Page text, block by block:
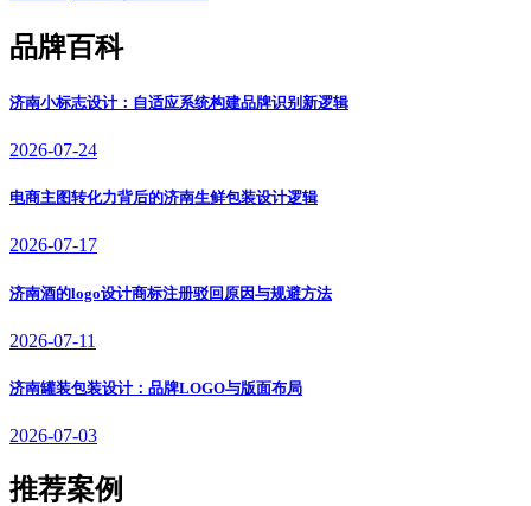
品牌百科
济南小标志设计：自适应系统构建品牌识别新逻辑
2026-07-24
电商主图转化力背后的济南生鲜包装设计逻辑
2026-07-17
济南酒的logo设计商标注册驳回原因与规避方法
2026-07-11
济南罐装包装设计：品牌LOGO与版面布局
2026-07-03
推荐案例